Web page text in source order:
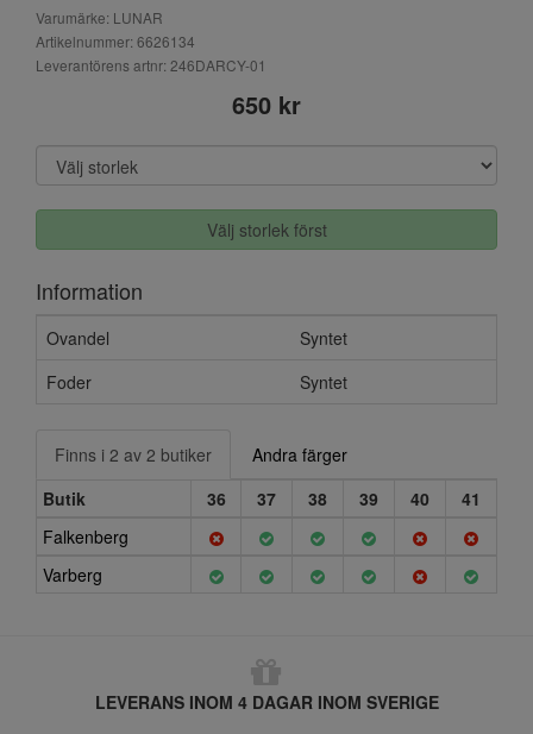
Varumärke: LUNAR
Artikelnummer: 6626134
Leverantörens artnr: 246DARCY-01
650 kr
Välj storlek först
Information
Ovandel
Syntet
Foder
Syntet
Finns i 2 av 2 butiker
Andra färger
Butik
36 37 38 39 40
41
Falkenberg
Varberg
LEVERANS INOM 4 DAGAR INOM SVERIGE